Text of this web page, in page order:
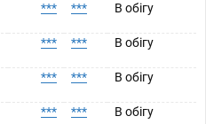
*** *** В обігу
*** *** В обігу
*** *** В обігу
*** *** В обігу